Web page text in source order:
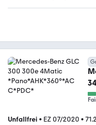
Unfallfrei • EZ 07/2020 •